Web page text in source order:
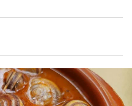
Como el perro y el
Equipo de
Operación Viuda
La Rioja
Navarra
País Vasco
Elecciones